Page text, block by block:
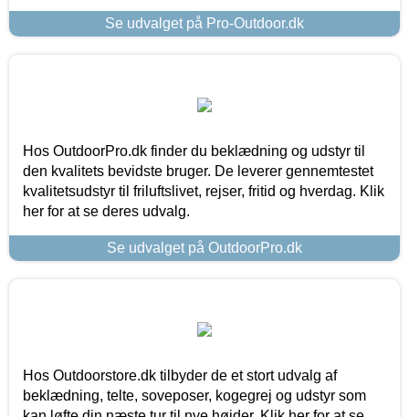
Se udvalget på Pro-Outdoor.dk
Hos OutdoorPro.dk finder du beklædning og udstyr til
den kvalitets bevidste bruger. De leverer gennemtestet
kvalitetsudstyr til friluftslivet, rejser, fritid og hverdag. Klik
her for at se deres udvalg.
Se udvalget på OutdoorPro.dk
Hos Outdoorstore.dk tilbyder de et stort udvalg af
beklædning, telte, soveposer, kogegrej og udstyr som